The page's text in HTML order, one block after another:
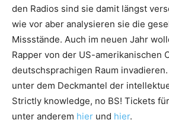
den Radios sind sie damit längst
wie vor aber analysieren sie die
Missstände. Auch im neuen Jahr
Rapper von der US-amerikanischen
deutschsprachigen Raum
unter dem Deckmantel der
Strictly knowledge, no BS! Tickets
unter anderem hier und hier.